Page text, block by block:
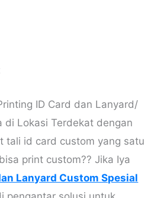
ID Card dan Lanyard/
di Lokasi Terdekat dengan
tali id card custom yang satu
print custom?? Jika Iya
Lanyard Custom Spesial